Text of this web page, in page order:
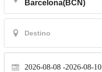
2026-08-08 2026-08-10